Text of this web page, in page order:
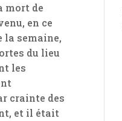
mort de
en ce
la semaine,
du lieu
les
crainte des
et il était